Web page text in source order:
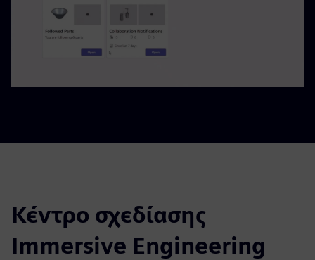
Κέντρο σχεδίασης
Immersive Engineering